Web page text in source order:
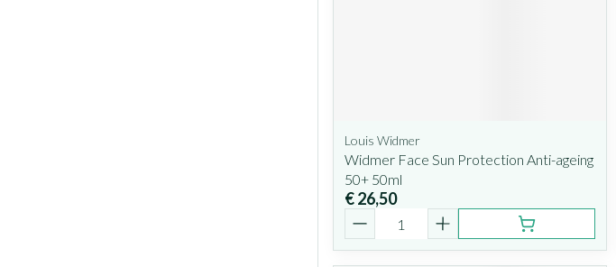
Louis Widmer
Widmer Face Sun Protection Anti-ageing
50+ 50ml
€ 26,50